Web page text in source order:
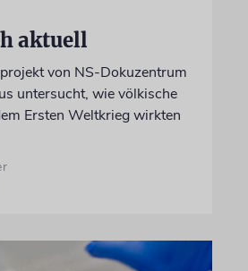
aktuell
von NS-Dokuzentrum
untersucht, wie völkische
Ersten Weltkrieg wirkten